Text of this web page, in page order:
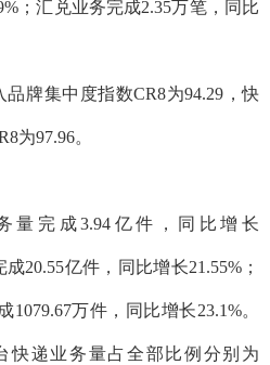
；汇兑业务完成2.35万笔，同比
品牌集中度指数CR8为94.29，快
为97.96。
量完成3.94亿件，同比增长
20.55亿件，同比增长21.55%；
万件，同比增长23.1%。
快递业务量占全部比例分别为